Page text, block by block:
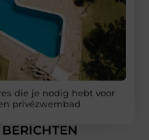
die je nodig hebt voor
privézwembad